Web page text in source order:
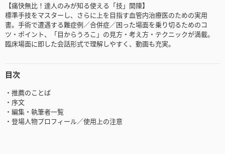
【痛快無比！達人のみが知る使える「技」開陳】
標準手技をマスターし、さらに上を目指す血管内治療医のための実用
書。手術で遭遇する難症例／合併症／困った場面を乗り切るためのコ
ツ・ポイント、「目からうろこ」の見方・考え方・テクニックが満載。
臨床場面に即した会話形式で理解しやすく、動画も充実。
目次
・推薦のことば
・序文
・編集・執筆者一覧
・登場人物プロフィール／使用上の注意